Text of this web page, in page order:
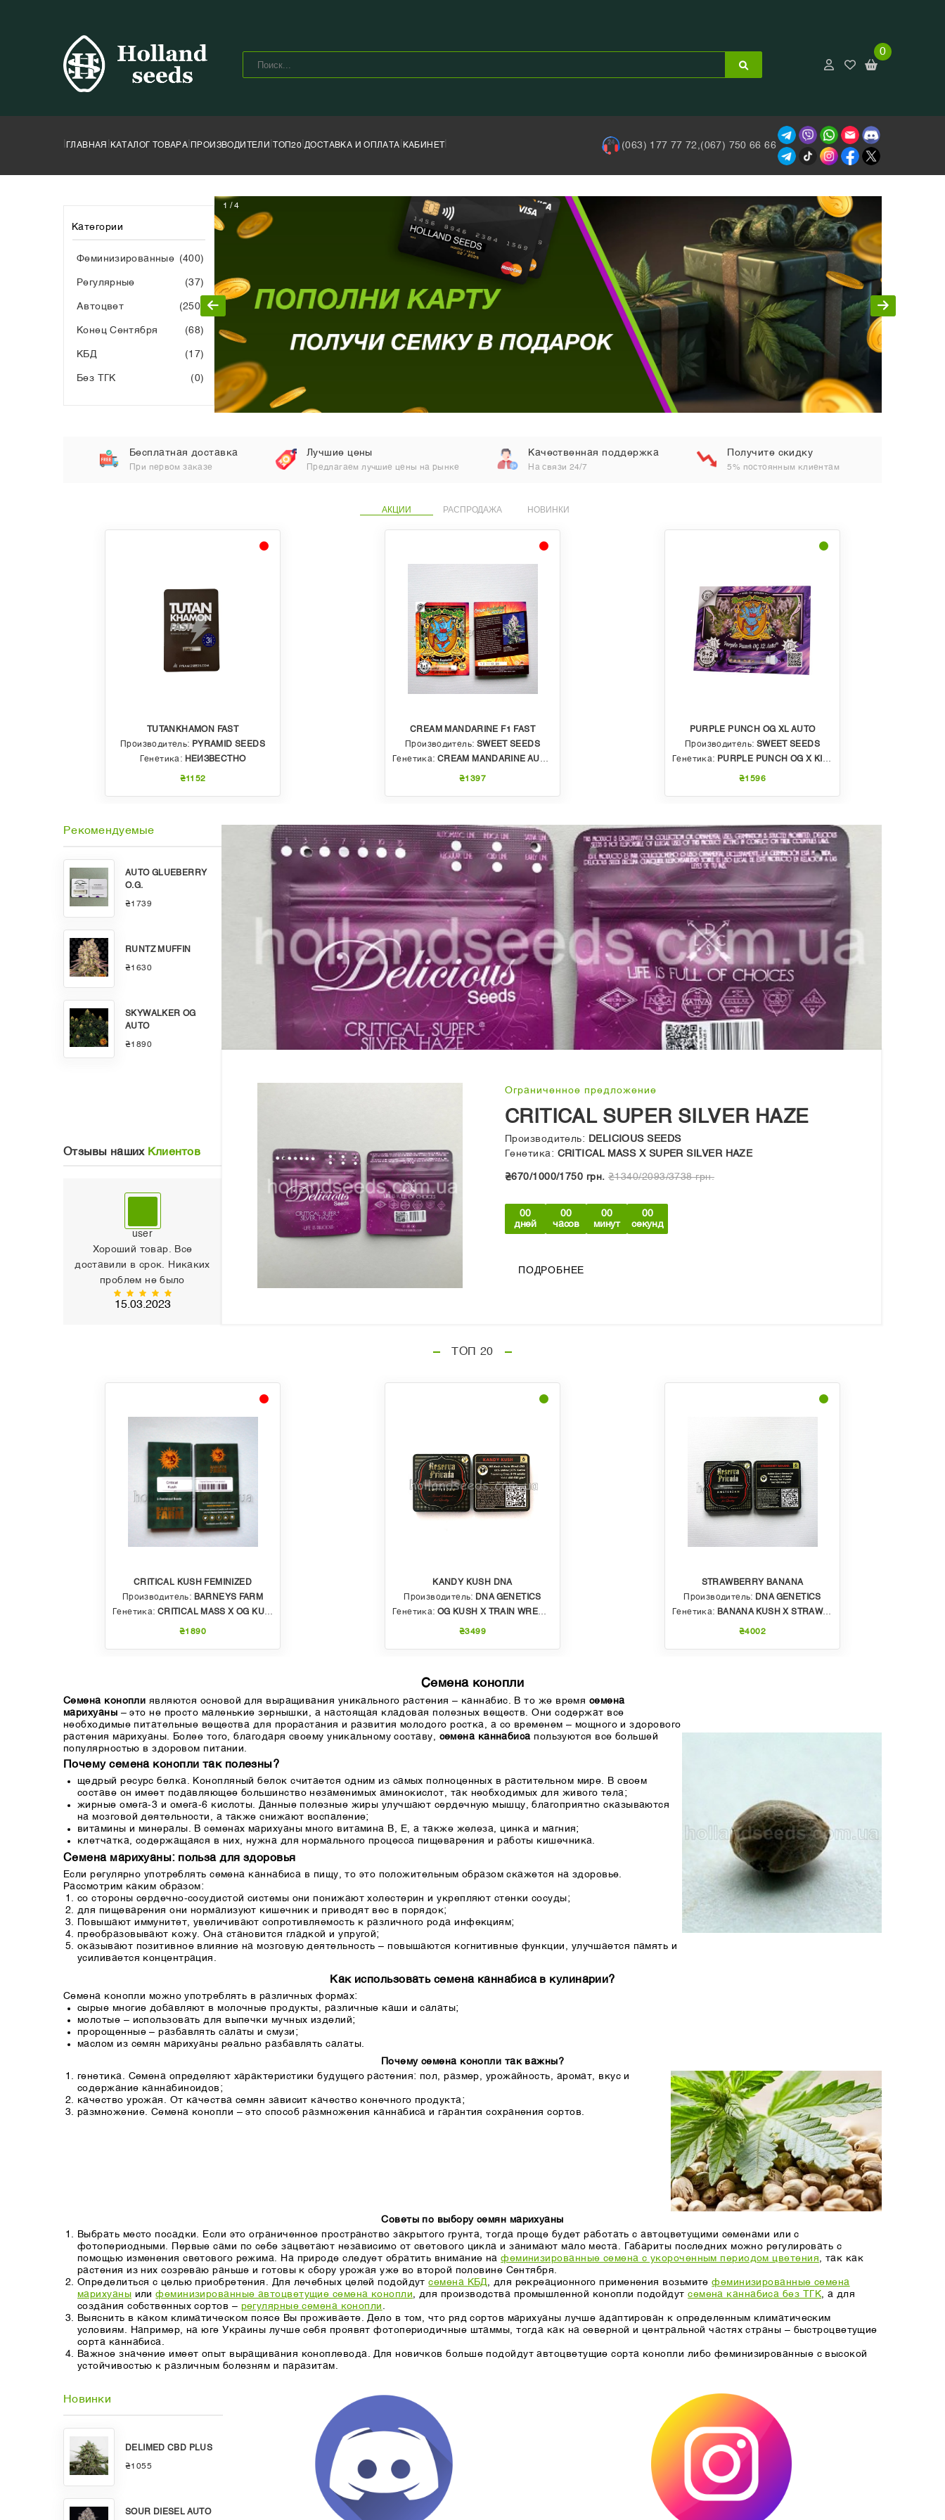
0
ГЛАВНАЯ КАТАЛОГ ТОВАРА ПРОИЗВОДИТЕЛИ | ТОП20 |ДОСТАВКА И ОПЛАТА КАБИНЕТ | (063) 177 77 72, (067) 750 66 66
Категории
Феминизированные (400)
Регулярные (37)
Автоцвет (250)
Конец Сентября (68)
КБД (17)
Без ТГК (0)
1 / 4
Бесплатная доставка
При первом заказе
Лучшие цены
Предлагаем лучшие цены на рынке
Качественная поддержка
На связи 24/7
Получите скидку
5% постоянным клиентам
АКЦИИ РАСПРОДАЖА НОВИНКИ
TUTANKHAMON FAST
Производитель: PYRAMID SEEDS
Генетика: НЕИЗВЕСТНО
₴1152
CREAM MANDARINE F1 FAST
Производитель: SWEET SEEDS
Генетика: CREAM MANDARINE AUTO X DIESEL
₴1397
PURPLE PUNCH OG XL AUTO
Производитель: SWEET SEEDS
Генетика: PURPLE PUNCH OG X KILLER KUSH AUTO
₴1596
Рекомендуемые
AUTO GLUEBERRY
O.G.
₴1739
RUNTZ MUFFIN
₴1630
SKYWALKER OG
AUTO
₴1890
Отзывы наших Клиентов
user
Хороший товар. Все
доставили в срок. Никаких
проблем не было
15.03.2023
Ограниченное предложение
CRITICAL SUPER SILVER HAZE
Производитель:
DELICIOUS SEEDS
Генетика: CRITICAL MASS X SUPER SILVER HAZE
₴670/1000/1750 грн. ₴1340/2093/3738 грн.
00 00 00 00
ПОДРОБНЕЕ
ТОП 20
CRITICAL KUSH FEMINIZED
Производитель: BARNEYS FARM
Генетика: CRITICAL MASS X OG KUSH
₴1890
KANDY KUSH DNA
Производитель: DNA GENETICS
Генетика: OG KUSH X TRAIN WRECK (T4)
₴3499
STRAWBERRY BANANA
Производитель: DNA GENETICS
Генетика: BANANA KUSH X STRAWBERRY PHENO OF BUBBLE GUM
₴4002
Семена конопли
Семена конопли являются основой для выращивания уникального растения – каннабис. В то же время семена
марихуаны – это не просто маленькие зернышки, а настоящая кладовая полезных веществ. Они содержат все
необходимые питательные вещества для прорастания и развития молодого ростка, а со временем – мощного и здорового
растения марихуаны. Более того, благодаря своему уникальному составу, семена каннабиса пользуются все большей
популярностью в здоровом питании.
Почему семена конопли так полезны?
щедрый ресурс белка. Конопляный белок считается одним из самых полноценных в растительном мире. В своем
составе он имеет подавляющее большинство незаменимых аминокислот, так необходимых для живого тела;
жирные омега-3 и омега-6 кислоты. Данные полезные жиры улучшают сердечную мышцу, благоприятно сказываются
на мозговой деятельности, а также снижают воспаление;
витамины и минералы. В семенах марихуаны много витамина B, Е, а также железа, цинка и магния;
клетчатка, содержащаяся в них, нужна для нормального процесса пищеварения и работы кишечника.
Семена марихуаны: польза для здоровья
Если регулярно употреблять семена каннабиса в пищу, то это положительным образом скажется на здоровье.
Рассмотрим каким образом:
со стороны сердечно-сосудистой системы они понижают холестерин и укрепляют стенки сосуды;
для пищеварения они нормализуют кишечник и приводят вес в порядок;
Повышают иммунитет, увеличивают сопротивляемость к различного рода инфекциям;
преобразовывают кожу. Она становится гладкой и упругой;
оказывают позитивное влияние на мозговую деятельность – повышаются когнитивные функции, улучшается память и
усиливается концентрация.
Как использовать семена каннабиса в кулинарии?
Семена конопли можно употреблять в различных формах:
сырые многие добавляют в молочные продукты, различные каши и салаты;
молотые – использовать для выпечки мучных изделий;
пророщенные – разбавлять салаты и смузи;
маслом из семян марихуаны реально разбавлять салаты.
Почему семена конопли так важны?
генетика. Семена определяют характеристики будущего растения: пол, размер, урожайность, аромат, вкус и
содержание каннабиноидов;
качество урожая. От качества семян зависит качество конечного продукта;
размножение. Семена конопли – это способ размножения каннабиса и гарантия сохранения сортов.
Советы по выбору семян марихуаны
Выбрать место посадки. Если это ограниченное пространство закрытого грунта, тогда проще будет работать с автоцветущими семенами или с
фотопериодными. Первые сами по себе зацветают независимо от светового цикла и занимают мало места. Габариты последних можно регулировать с
помощью изменения светового режима. На природе следует обратить внимание нафеминизированные семена с укороченным периодом цветения, так как
растения из них созреваю раньше и готовы к сбору урожая уже во второй половине Сентября.
Определиться с целью приобретения. Для лечебных целей подойдутсемена КБД, для рекреационного применения возьмитефеминизированные семена
марихуаны илифеминизированные автоцветущие семена конопли, для производства промышленной конопли подойдутсемена каннабиса без ТГК, а для
создания собственных сортов – регулярные семена конопли .
Выяснить в каком климатическом поясе Вы проживаете. Дело в том, что ряд сортов марихуаны лучше адаптирован к определенным климатическим
условиям. Например, на юге Украины лучше себя проявят фотопериодичные штаммы, тогда как на северной и центральной частях страны – быстроцветущие
сорта каннабиса.
Важное значение имеет опыт выращивания коноплевода. Для новичков больше подойдут автоцветущие сорта конопли либо феминизированные с высокой
устойчивостью к различным болезням и паразитам.
Новинки
DELIMED CBD PLUS
₴1055
SOUR DIESEL AUTO